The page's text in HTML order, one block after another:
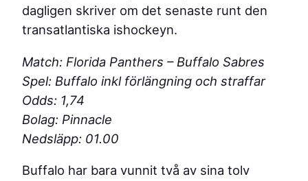
dagligen skriver om det senaste runt den
transatlantiska ishockeyn.
Match: Florida Panthers – Buffalo Sabres
Spel: Buffalo inkl förlängning och straffar
Odds: 1,74
Bolag: Pinnacle
Nedsläpp: 01.00
Buffalo har bara vunnit två av sina tolv